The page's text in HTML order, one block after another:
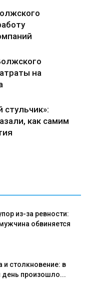
на
стульчик»:
как самим
из-за ревности:
обвиняется
и столкновение: в
произошло...